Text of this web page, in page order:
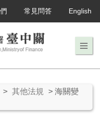
常見問答 English
> 其他法規
> 海關變